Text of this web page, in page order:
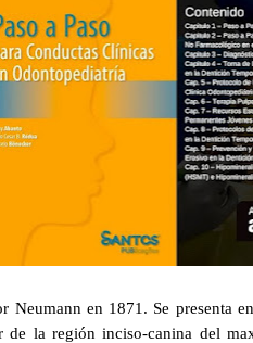
Neumann en 1871. Se presenta
de la región inciso-canina del